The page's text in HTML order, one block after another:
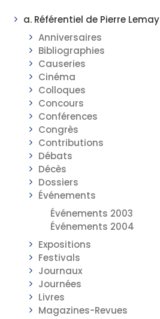
a. Référentiel de Pierre Lemay
Anniversaires
Bibliographies
Causeries
Cinéma
Colloques
Concours
Conférences
Congrès
Contributions
Débats
Décès
Dossiers
Événements
Événements 2003
Événements 2004
Expositions
Festivals
Journaux
Journées
Livres
Magazines-Revues